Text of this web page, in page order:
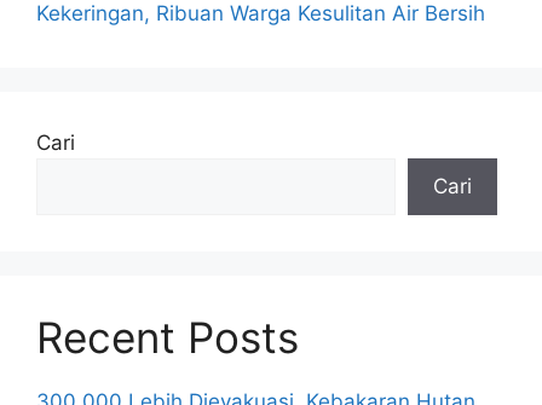
Kekeringan, Ribuan Warga Kesulitan Air Bersih
Cari
Cari
Recent Posts